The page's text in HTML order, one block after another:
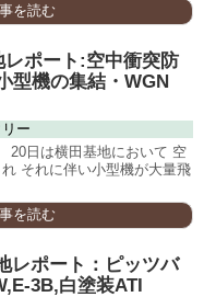
を読む
レポート:空中衝突防
型機の集結・WGN
ー
20日は横田基地において 空
それに伴い小型機が大量飛
を読む
レポート：ピッツバ
3B,白塗装ATI